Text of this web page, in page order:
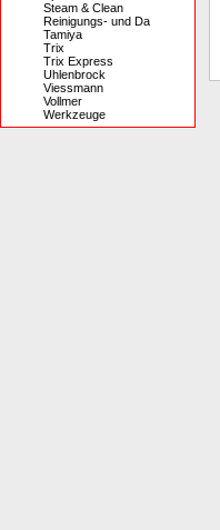
Steam & Clean
Reinigungs- und Da
Tamiya
Trix
Trix Express
Uhlenbrock
Viessmann
Vollmer
Werkzeuge